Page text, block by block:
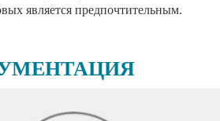
является предпочтительным.